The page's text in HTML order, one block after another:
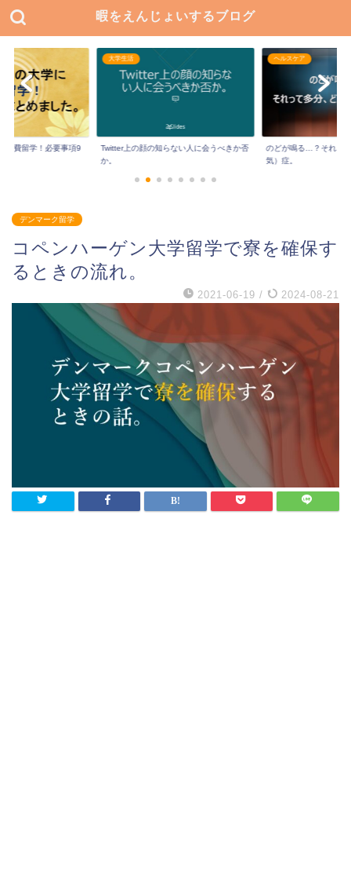
暇をえんじょいするブログ
私費留学！必要事項9
大学生活
Twitter上の顔の知らない人に会うべきか否
か。
ヘルスケア
のどが鳴る…？それっ
気）症。
デンマーク留学
コペンハーゲン大学留学で寮を確保す
るときの流れ。
2021-06-19 / 2024-08-21